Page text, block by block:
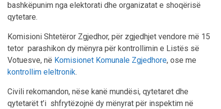
bashkëpunim nga elektorati dhe organizatat e shoqërisë
qytetare.
Komisioni Shtetëror Zgjedhor, për zgjedhjet vendore më 15
tetor parashikon dy mënyra për kontrollimin e Listës së
Votuesve, në Komisionet Komunale Zgjedhore, ose me
kontrollim eleltronik.
Civili rekomandon, nëse kanë mundësi, qytetaret dhe
qytetarët t’i shfrytëzojnë dy mënyrat për inspektim në